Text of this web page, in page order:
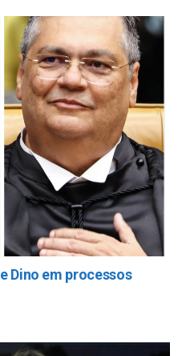
Dino em processos